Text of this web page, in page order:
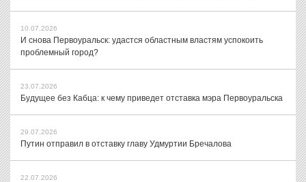
10.07.2026
И снова Первоуральск: удастся областным властям успокоить
проблемный город?
23.07.2026
Будущее без Кабца: к чему приведет отставка мэра Первоуральска
29.07.2026
Путин отправил в отставку главу Удмуртии Бречалова
22.07.2026